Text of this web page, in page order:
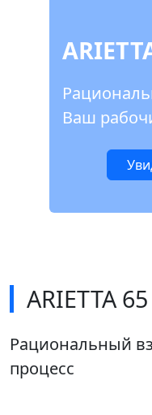
Ваш
ARIETTA 65
Рациональный
процесс